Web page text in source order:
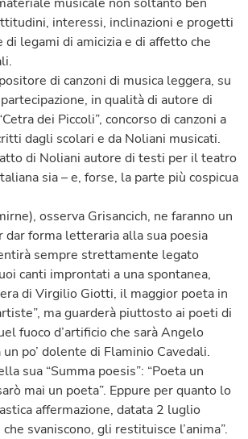
interessi, inclinazioni e progetti
legami di amicizia e di affetto che
di canzoni di musica leggera, su
in qualità di autore di
dei Piccoli”, concorso di canzoni a
dagli scolari e da Noliani musicati.
di Noliani autore di testi per il teatro
sia – e, forse, la parte più cospicua
osserva Grisancich, ne faranno un
forma letteraria alla sua poesia
sempre strettamente legato
canti improntati a una spontanea,
di Virgilio Giotti, il maggior poeta in
ma guarderà piuttosto ai poeti di
fuoco d’artificio che sarà Angelo
po’ dolente di Flaminio Cavedali.
sua “Summa poesis”: “Poeta un
mai un poeta”. Eppure per quanto lo
affermazione, datata 2 luglio
svaniscono, gli restituisce l’anima”.